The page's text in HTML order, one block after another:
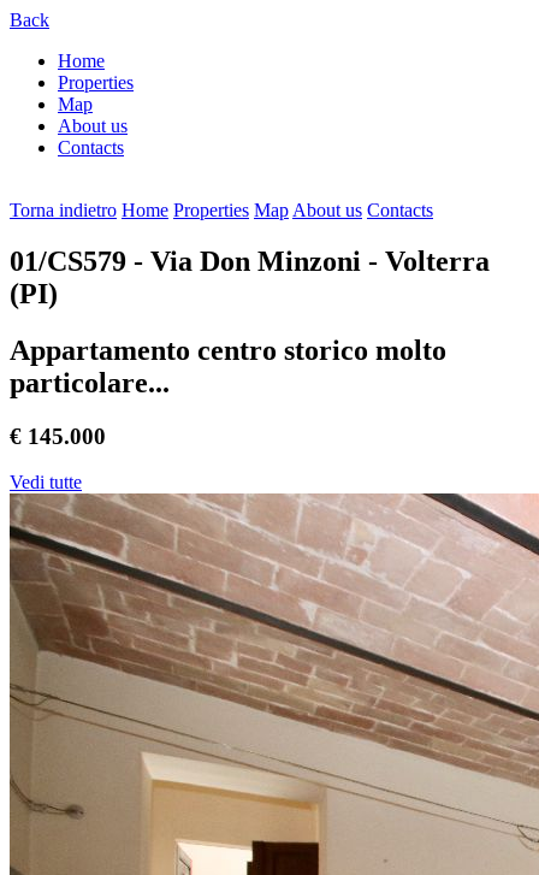
Back
Home
Properties
Map
About us
Contacts
Torna indietro Home Properties Map About us Contacts
01/CS579 - Via Don Minzoni - Volterra
(PI)
Appartamento centro storico molto
particolare...
€ 145.000
Vedi tutte